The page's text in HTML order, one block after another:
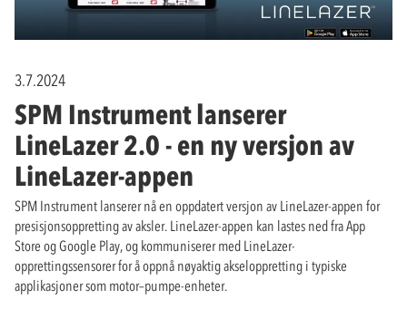
3.7.2024
SPM Instrument lanserer
LineLazer 2.0 - en ny versjon av
LineLazer-appen
SPM Instrument lanserer nå en oppdatert versjon av LineLazer-appen for
presisjonsoppretting av aksler. LineLazer-appen kan lastes ned fra App
Store og Google Play, og kommuniserer med LineLazer-
opprettingssensorer for å oppnå nøyaktig akseloppretting i typiske
applikasjoner som motor–pumpe-enheter.